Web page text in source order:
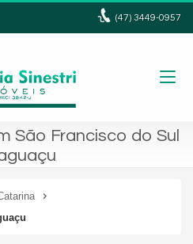
(47)3449-0957
São Francisco do Sul